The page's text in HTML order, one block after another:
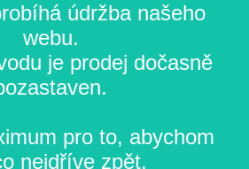
údržba našeho
webu.
je prodej dočasně
pro to, abychom
nejdříve zpět.